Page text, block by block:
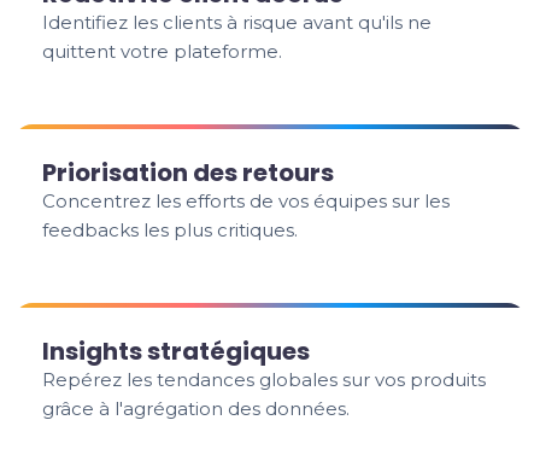
Identifiez les clients à risque avant qu'ils ne
quittent votre plateforme.
Priorisation des retours
Concentrez les efforts de vos équipes sur les
feedbacks les plus critiques.
Insights stratégiques
Repérez les tendances globales sur vos produits
grâce à l'agrégation des données.